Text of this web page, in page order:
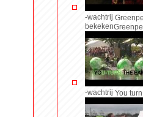
-wachtrij
bekeken
-wachtrij You